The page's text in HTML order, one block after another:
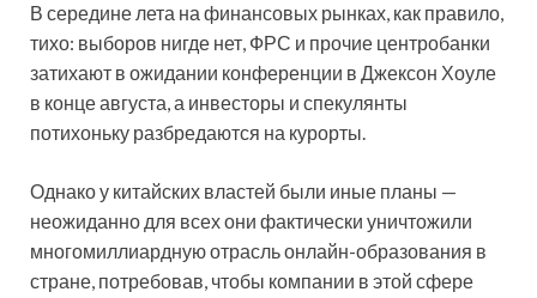
В середине лета на финансовых рынках, как правило,
тихо: выборов нигде нет, ФРС и прочие центробанки
затихают в ожидании конференции в Джексон Хоуле
в конце августа, а инвесторы и спекулянты
потихоньку разбредаются на курорты.
Однако у китайских властей были иные планы —
неожиданно для всех они фактически уничтожили
многомиллиардную отрасль онлайн-образования в
стране, потребовав, чтобы компании в этой сфере